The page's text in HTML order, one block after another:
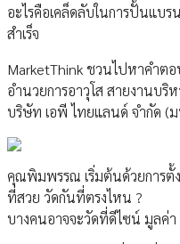
อะไรคือเคล็ดลับในการปั้นแบ
สำเร็จ
MarketThink ชวนไปหาคำ
อำนวยการอาวุโส สายงานบ
บริษัท เอพี ไทยแลนด์ จำกัด (
คุณพิมพรรณ เริ่มต้นด้วยการตั้
ที่สวย วัดกันที่ตรงไหน ?
บางคนอาจจะวัดที่ดีไซน์ มูลค่